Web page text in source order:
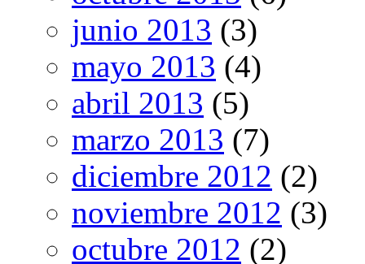
junio 2013 (3)
mayo 2013 (4)
abril 2013 (5)
marzo 2013 (7)
diciembre 2012 (2)
noviembre 2012 (3)
octubre 2012 (2)